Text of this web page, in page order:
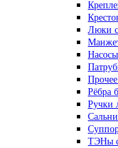
Люки
Рёбра
Ручки
ТЭНы